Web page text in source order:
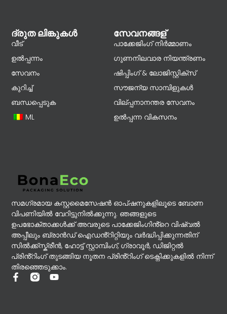
സമഗ്രമായ കസ്റ്റമൈസേഷൻ ഓപ്ഷനുകളിലൂടെ ബോണ
വിപണിയിൽ വേറിട്ടുനിൽക്കുന്നു. ഞങ്ങളുടെ
ഉപഭോക്താക്കൾക്ക് അവരുടെ പാക്കേജിംഗിൻ്റെ വിഷ്വൽ
അപ്പീലും ബ്രാൻഡ് ഐഡൻ്റിറ്റിയും വർദ്ധിപ്പിക്കുന്നതിന്
സിൽക്ക്സ്ക്രീൻ, ഹോട്ട് സ്റ്റാമ്പിംഗ്, ഗ്രാവൂർ, ഡിജിറ്റൽ
പ്രിൻ്റിംഗ് തുടങ്ങിയ നൂതന പ്രിൻ്റിംഗ് ടെക്നിക്കുകളിൽ നിന്ന്
തിരഞ്ഞെടുക്കാം.
സേവനങ്ങള്
പാക്കേജിംഗ് നിർമ്മാണം
ഗുണനിലവാര നിയന്ത്രണം
ഷിപ്പിംഗ് & ലോജിസ്റ്റിക്സ്
സൗജന്യ സാമ്പിളുകൾ
വില്പ്പനാനന്തര സേവനം
ഉൽപ്പന്ന വികസനം
ദ്രുത ലിങ്കുകൾ
വീട്
ഉൽപ്പന്നം
സേവനം
കുറിച്ച്
ബന്ധപ്പെടുക
ML